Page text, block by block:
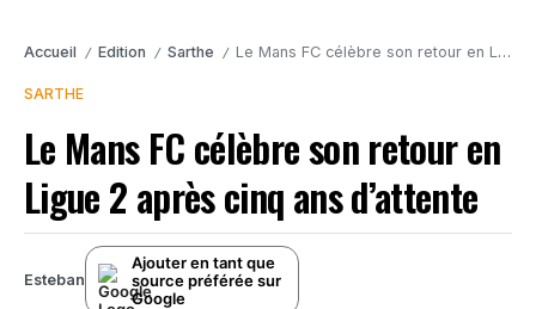
Accueil / Edition / Sarthe / Le Mans FC célèbre son retour en Ligue 2 après cinq ans d’attente
SARTHE
Le Mans FC célèbre son retour en
Ligue 2 après cinq ans d’attente
Esteban
Ajouter en tant que
source préférée sur
Google